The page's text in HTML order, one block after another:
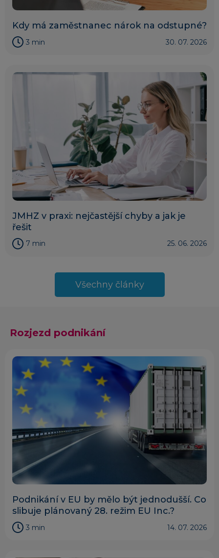
Kdy má zaměstnanec nárok na odstupné?
3 min 30. 07. 2026
JMHZ v praxi: nejčastější chyby a jak je
řešit
7 min 25. 06. 2026
Všechny články
Rozjezd podnikání
Podnikání v EU by mělo být jednodušší. Co
slibuje plánovaný 28. režim EU Inc.?
3 min 14. 07. 2026